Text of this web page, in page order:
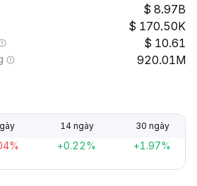
8.97B
170.50K
10.61
920.01M
14 ngày 30 ngày
+0.22% +1.97%